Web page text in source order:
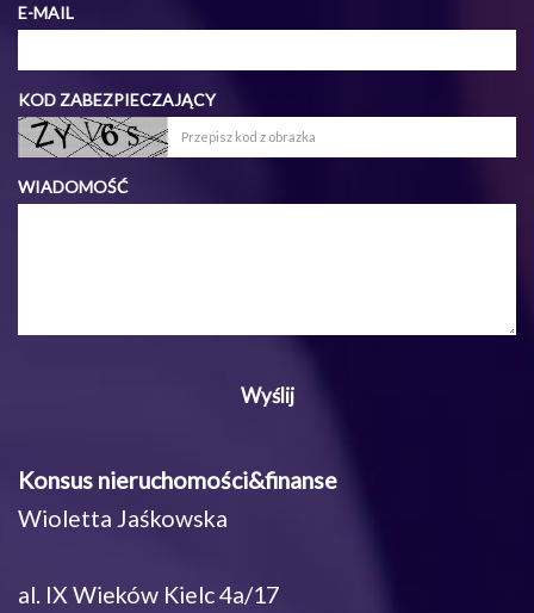
E-MAIL
KOD ZABEZPIECZAJĄCY
WIADOMOŚĆ
Konsus nieruchomości&finanse
Wioletta Jaśkowska
al. IX Wieków Kielc 4a/17